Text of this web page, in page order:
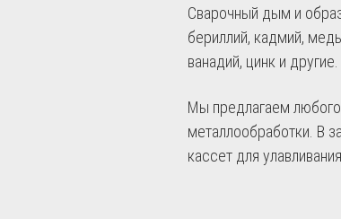
Сварочный дым и
бериллий, кадмий,
ванадий, цинк и другие.
Мы предлагаем любого
металлообработки. В
кассет для